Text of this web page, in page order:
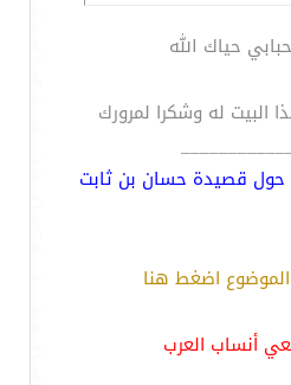
حياك الله
له وشكرا لمرورك
حول قصيدة حسان بن ثابت
اضغط هنا
أنساب العرب